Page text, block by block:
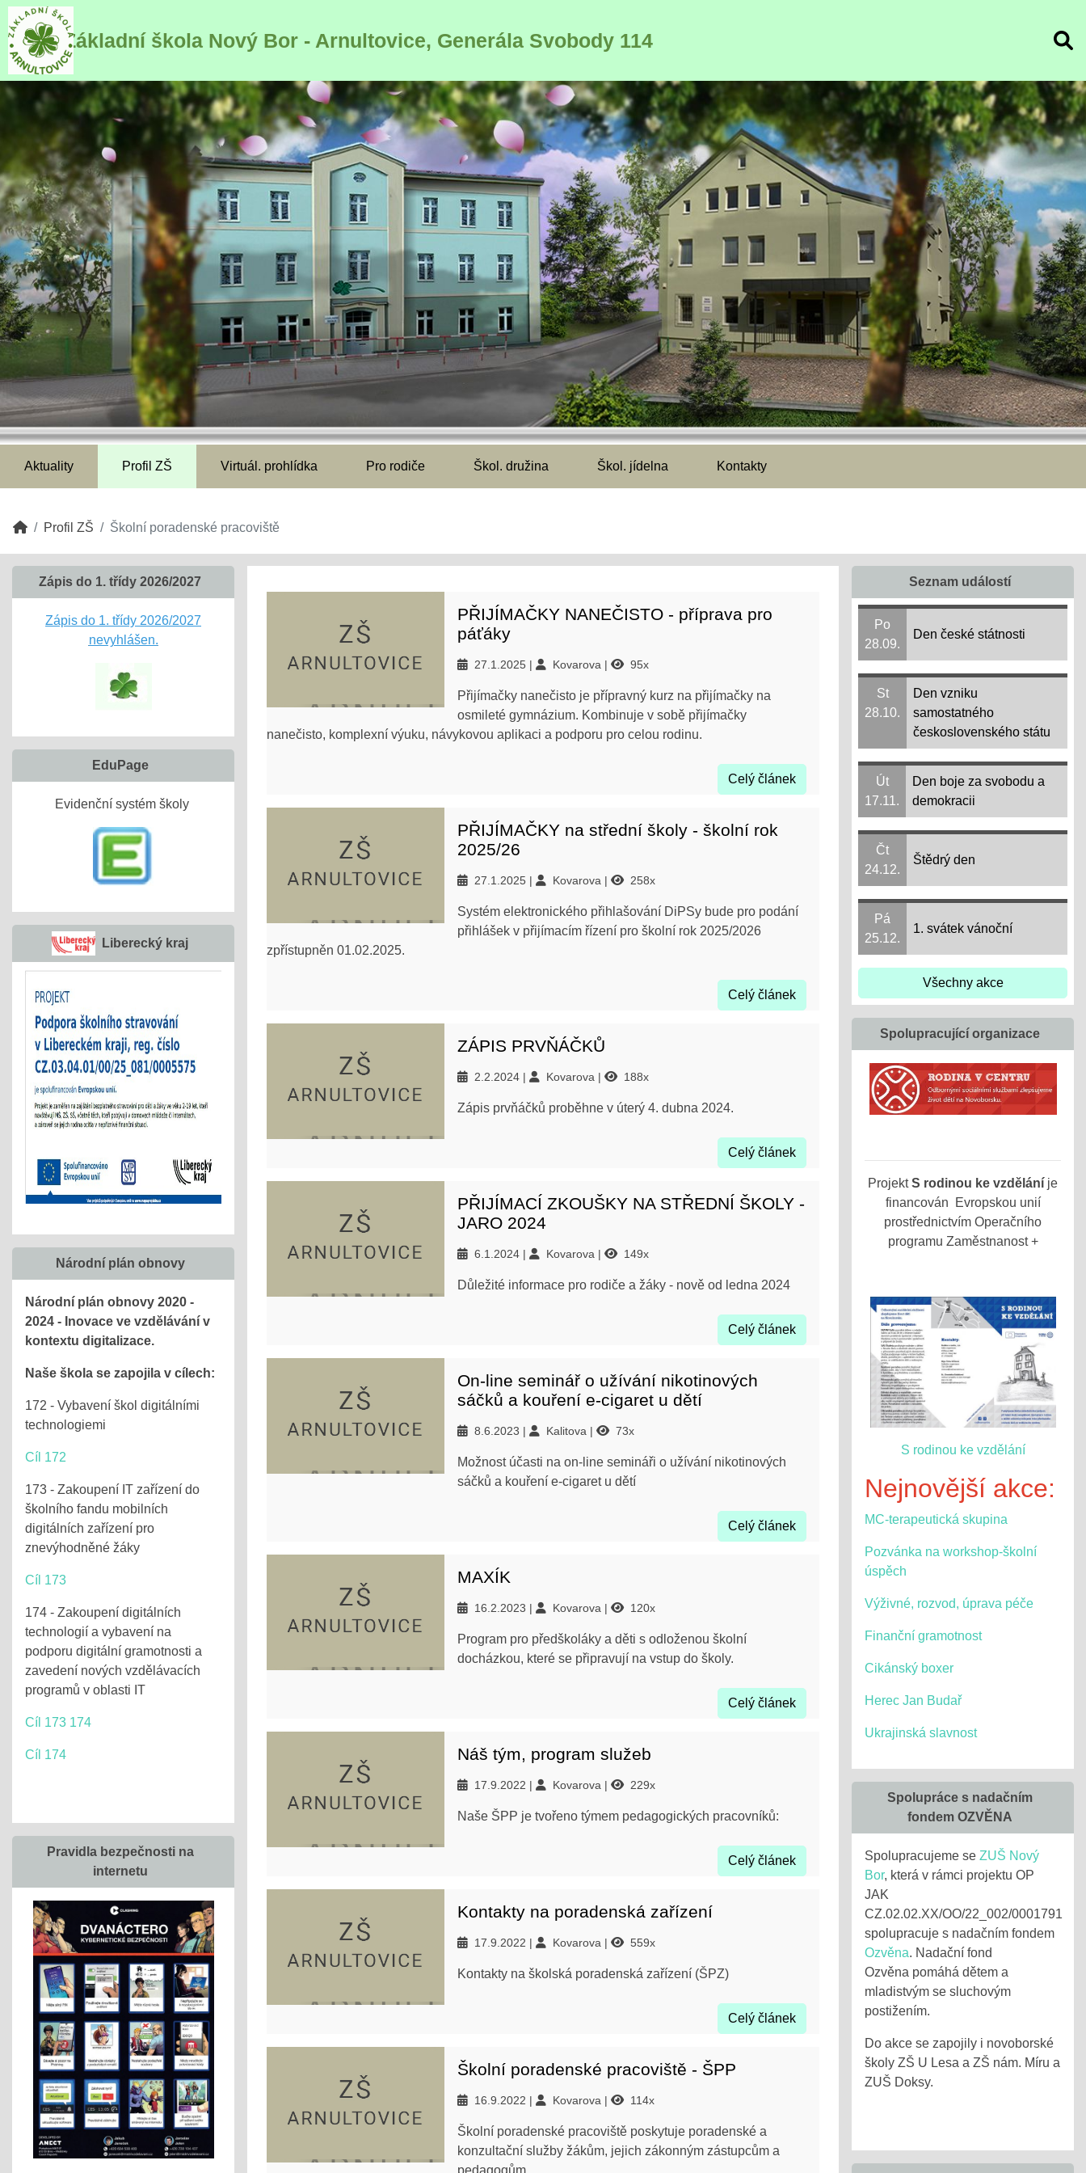
Základní škola Nový Bor - Arnultovice, Generála Svobody 114
Aktuality Profil ZŠ Virtuál. prohlídka Pro rodiče Škol. družina Škol. jídelna Kontakty
Profil ZŠ Školní poradenské pracoviště
PŘIJÍMAČKY NANEČISTO - příprava pro
páťáky
27.1.2025 Kovarova 95x
Přijímačky nanečisto je přípravný kurz na přijímačky na
osmileté gymnázium. Kombinuje v sobě přijímačky
nanečisto, komplexní výuku, návykovou aplikaci a podporu pro celou rodinu.
Celý článek
PŘIJÍMAČKY na střední školy - školní rok
2025/26
27.1.2025 Kovarova 258x
Systém elektronického přihlašování DiPSy bude pro podání
přihlášek v přijímacím řízení pro školní rok 2025/2026
zpřístupněn 01.02.2025.
Celý článek
ZÁPIS PRVŇÁČKŮ
2.2.2024 Kovarova 188x
Zápis prvňáčků proběhne v úterý 4. dubna 2024.
Celý článek
PŘIJÍMACÍ ZKOUŠKY NA STŘEDNÍ ŠKOLY -
JARO 2024
6.1.2024 Kovarova 149x
Důležité informace pro rodiče a žáky - nově od ledna 2024
Celý článek
On-line seminář o užívání nikotinových
sáčků a kouření e-cigaret u dětí
8.6.2023 Kalitova 73x
Možnost účasti na on-line semináři o užívání nikotinových
sáčků a kouření e-cigaret u dětí
Celý článek
MAXÍK
16.2.2023 Kovarova 120x
Program pro předškoláky a děti s odloženou školní
docházkou, které se připravují na vstup do školy.
Celý článek
Náš tým, program služeb
17.9.2022 Kovarova 229x
Naše ŠPP je tvořeno týmem pedagogických pracovníků:
Celý článek
Kontakty na poradenská zařízení
17.9.2022 Kovarova 559x
Kontakty na školská poradenská zařízení (ŠPZ)
Celý článek
Školní poradenské pracoviště - ŠPP
16.9.2022 Kovarova 114x
Školní poradenské pracoviště poskytuje poradenské a
konzultační služby žákům, jejich zákonným zástupcům a
pedagogům.
Zápis do 1. třídy 2026/2027
Zápis do 1. třídy 2026/2027
nevyhlášen.
EduPage
Evidenční systém školy
Liberecký kraj
Národní plán obnovy
Národní plán obnovy 2020 -
2024 - Inovace ve vzdělávání v
kontextu digitalizace.
Naše škola se zapojila v cílech:
172 - Vybavení škol digitálními
technologiemi
Cíl 172
173 - Zakoupení IT zařízení do
školního fandu mobilních
digitálních zařízení pro
znevýhodněné žáky
Cíl 173
174 - Zakoupení digitálních
technologií a vybavení na
podporu digitální gramotnosti a
zavedení nových vzdělávacích
programů v oblasti IT
Cíl 173 174
Cíl 174
Pravidla bezpečnosti na
internetu
Seznam událostí
Po
28.09.
Den české státnosti
St
28.10.
Den vzniku
samostatného
československého státu
Út
17.11.
Den boje za svobodu a
demokracii
Čt
24.12.
Štědrý den
Pá
25.12.
1. svátek vánoční
Všechny akce
Spolupracující organizace
ProjektS rodinou ke vzdělání je
financován Evropskou unií
prostřednictvím Operačního
programu Zaměstnanost +
S rodinou ke vzdělání
Nejnovější akce:
MC-terapeutická skupina
Pozvánka na workshop-školní
úspěch
Výživné, rozvod, úprava péče
Finanční gramotnost
Cikánský boxer
Herec Jan Budař
Ukrajinská slavnost
Spolupráce s nadačním
fondem OZVĚNA
Spolupracujeme se ZUŠ Nový
Bor, která v rámci projektu OP
JAK
CZ.02.02.XX/OO/22_002/0001791
spolupracuje s nadačním fondem
Ozvěna. Nadační fond
Ozvěna pomáhá dětem a
mladistvým se sluchovým
postižením.
Do akce se zapojily i novoborské
školy ZŠ U Lesa a ZŠ nám. Míru a
ZUŠ Doksy.